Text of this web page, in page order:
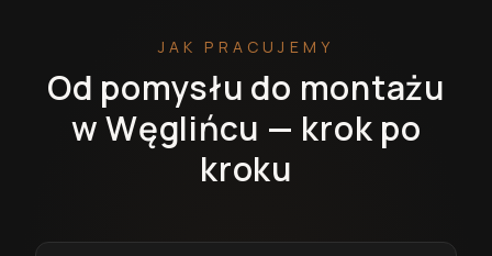
JAK PRACUJEMY
Od pomysłu do montażu
w Węglińcu — krok po
kroku